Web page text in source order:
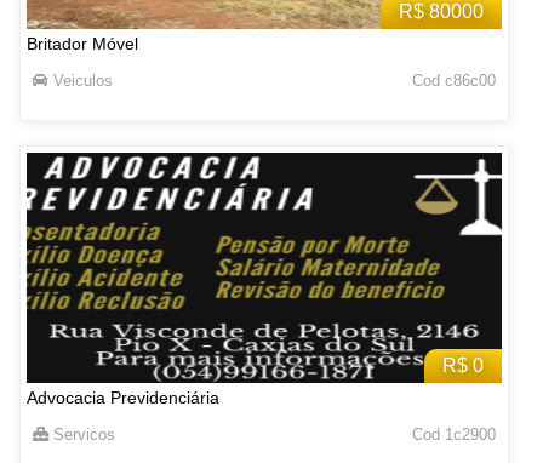
R$ 80000
Britador Móvel
Veiculos Cod c86c00
R$ 0
Advocacia Previdenciária
Servicos Cod 1c2900